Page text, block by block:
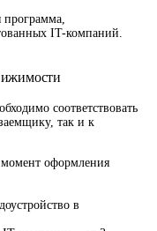
программа,
IT-компаний.
соответствовать
так и к
оформления
в